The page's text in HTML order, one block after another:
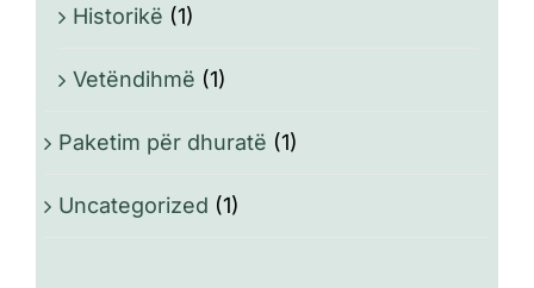
Historikë (1)
Vetëndihmë (1)
Paketim për dhuratë (1)
Uncategorized (1)